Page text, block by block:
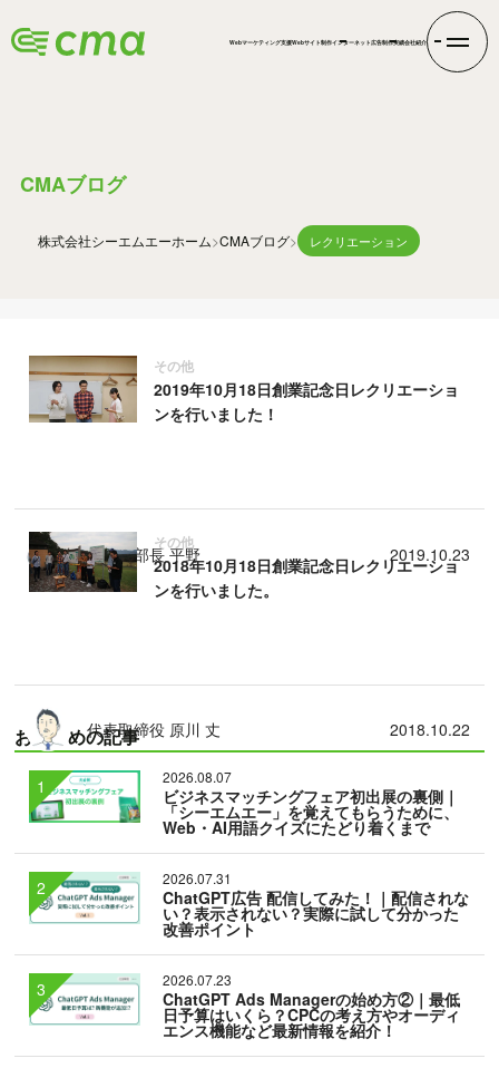
Webマーケティング支援Webサイト制作インターネット広告制作実績会社紹介
CMAブログ
株式会社シーエムエーホーム CMAブログ レクリエーション
その他
2019年10月18日創業記念日レクリエーショ
ンを行いました！
営業部部長 平野 2019.10.23
その他
2018年10月18日創業記念日レクリエーショ
ンを行いました。
代表取締役 原川 丈 2018.10.22
おすすめの記事
2026.08.07
ビジネスマッチングフェア初出展の裏側｜
「シーエムエー」を覚えてもらうために、
Web・AI用語クイズにたどり着くまで
2026.07.31
ChatGPT広告 配信してみた！｜配信されな
い？表示されない？実際に試して分かった
改善ポイント
2026.07.23
ChatGPT Ads Managerの始め方②｜最低
日予算はいくら？CPCの考え方やオーディ
エンス機能など最新情報を紹介！